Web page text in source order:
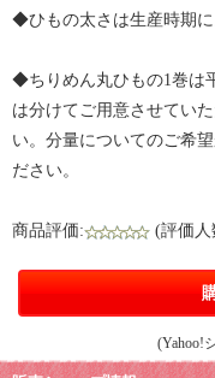
◆ひもの太さは生産時期に
◆ちりめん丸ひもの1巻は
は分けてご用意させてい
い。分量についてのご希
ださい。
商品評価: (評価人
(Yahoo!